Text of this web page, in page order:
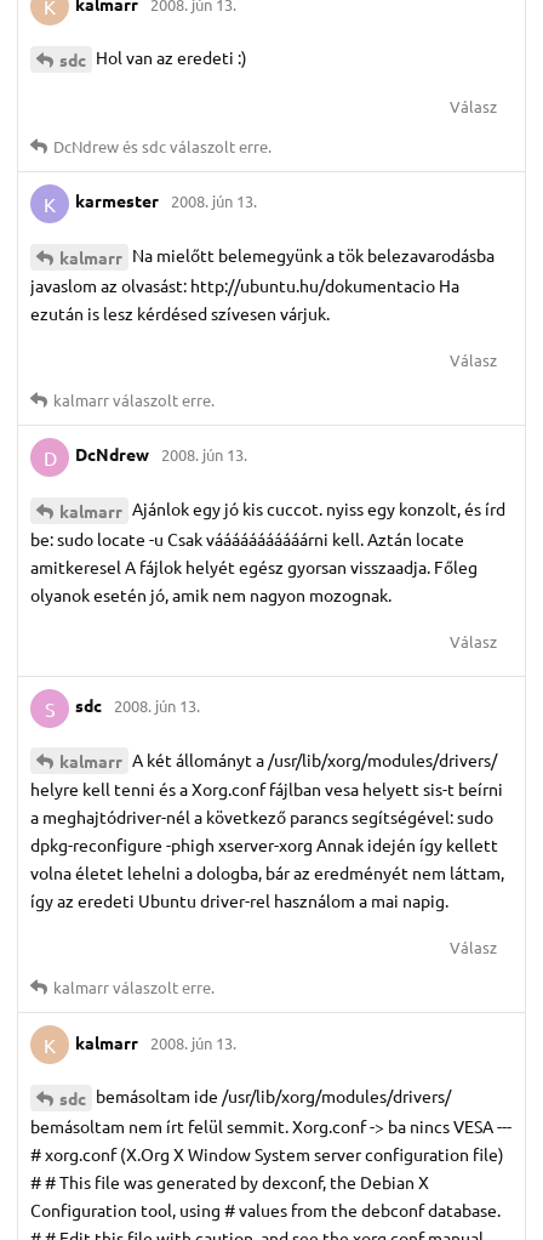
K
sdc Hol van az eredeti :)
Válasz
DcNdrewéssdcválaszolt erre.
K karmester 2008. jún 13.
kalmarr Na mielőtt belemegyünk a tök belezavarodásba
javaslom az olvasást: http://ubuntu.hu/dokumentacio Ha
ezután is lesz kérdésed szívesen várjuk.
Válasz
kalmarrválaszolt erre.
D DcNdrew 2008. jún 13.
kalmarr Ajánlok egy jó kis cuccot. nyiss egy konzolt, és írd
be: sudo locate -u Csak vááááááááááárni kell. Aztán locate
amitkeresel A fájlok helyét egész gyorsan visszaadja. Főleg
olyanok esetén jó, amik nem nagyon mozognak.
Válasz
S sdc 2008. jún 13.
kalmarr A két állományt a /usr/lib/xorg/modules/drivers/
helyre kell tenni és a Xorg.conf fájlban vesa helyett sis-t beírni
a meghajtódriver-nél a következő parancs segítségével: sudo
dpkg-reconfigure -phigh xserver-xorg Annak idején így kellett
volna életet lehelni a dologba, bár az eredményét nem láttam,
így az eredeti Ubuntu driver-rel használom a mai napig.
Válasz
kalmarrválaszolt erre.
K kalmarr 2008. jún 13.
sdc bemásoltam ide /usr/lib/xorg/modules/drivers/
bemásoltam nem írt felül semmit. Xorg.conf -> ba nincs VESA ---
# xorg.conf (X.Org X Window System server configuration file)
# # This file was generated by dexconf, the Debian X
Configuration tool, using # values from the debconf database.